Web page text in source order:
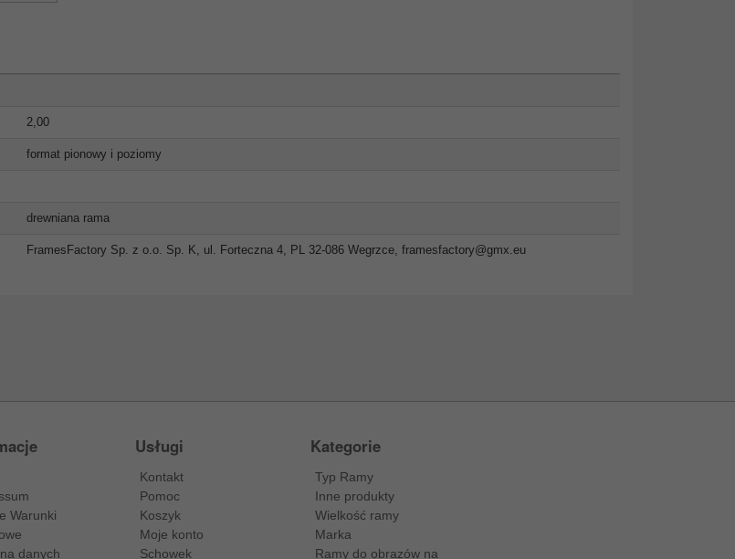
2,00
format pionowy i poziomy
drewniana rama
FramesFactory Sp. z o.o. Sp. K, ul. Forteczna 4, PL 32-086 Wegrzce, framesfactory@gmx.eu
Warunki
danych
Usługi
Kontakt
Pomoc
Koszyk
Moje konto
Schowek
Kategorie
Typ Ramy
Inne produkty
Wielkość ramy
Marka
Ramy do obrazów na